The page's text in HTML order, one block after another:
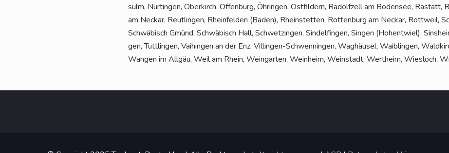
sulm, Nür­tin­gen, Ober­kirch, Offen­burg, Öhrin­gen, Ost­fil­dern, Radolf­zell am Boden­see, Ras­tatt,
am Neckar, Reut­lin­gen, Rhein­fel­den (Baden), Rhein­stet­ten, Rot­ten­burg am Neckar, Rott­weil,
Schwä­bisch Gmünd, Schwä­bisch Hall, Schwet­zin­gen, Sin­del­fin­gen, Sin­gen (Hoh­ent­wiel),
gen, Tutt­lin­gen, Vai­hin­gen an der Enz, Vil­lin­gen-Schwen­nin­gen, Wag­häu­sel, Waib­lin­gen,
Wan­gen im All­gäu, Weil am Rhein, Wein­gar­ten, Wein­heim, Wein­stadt, Wert­heim, Wies­loch,